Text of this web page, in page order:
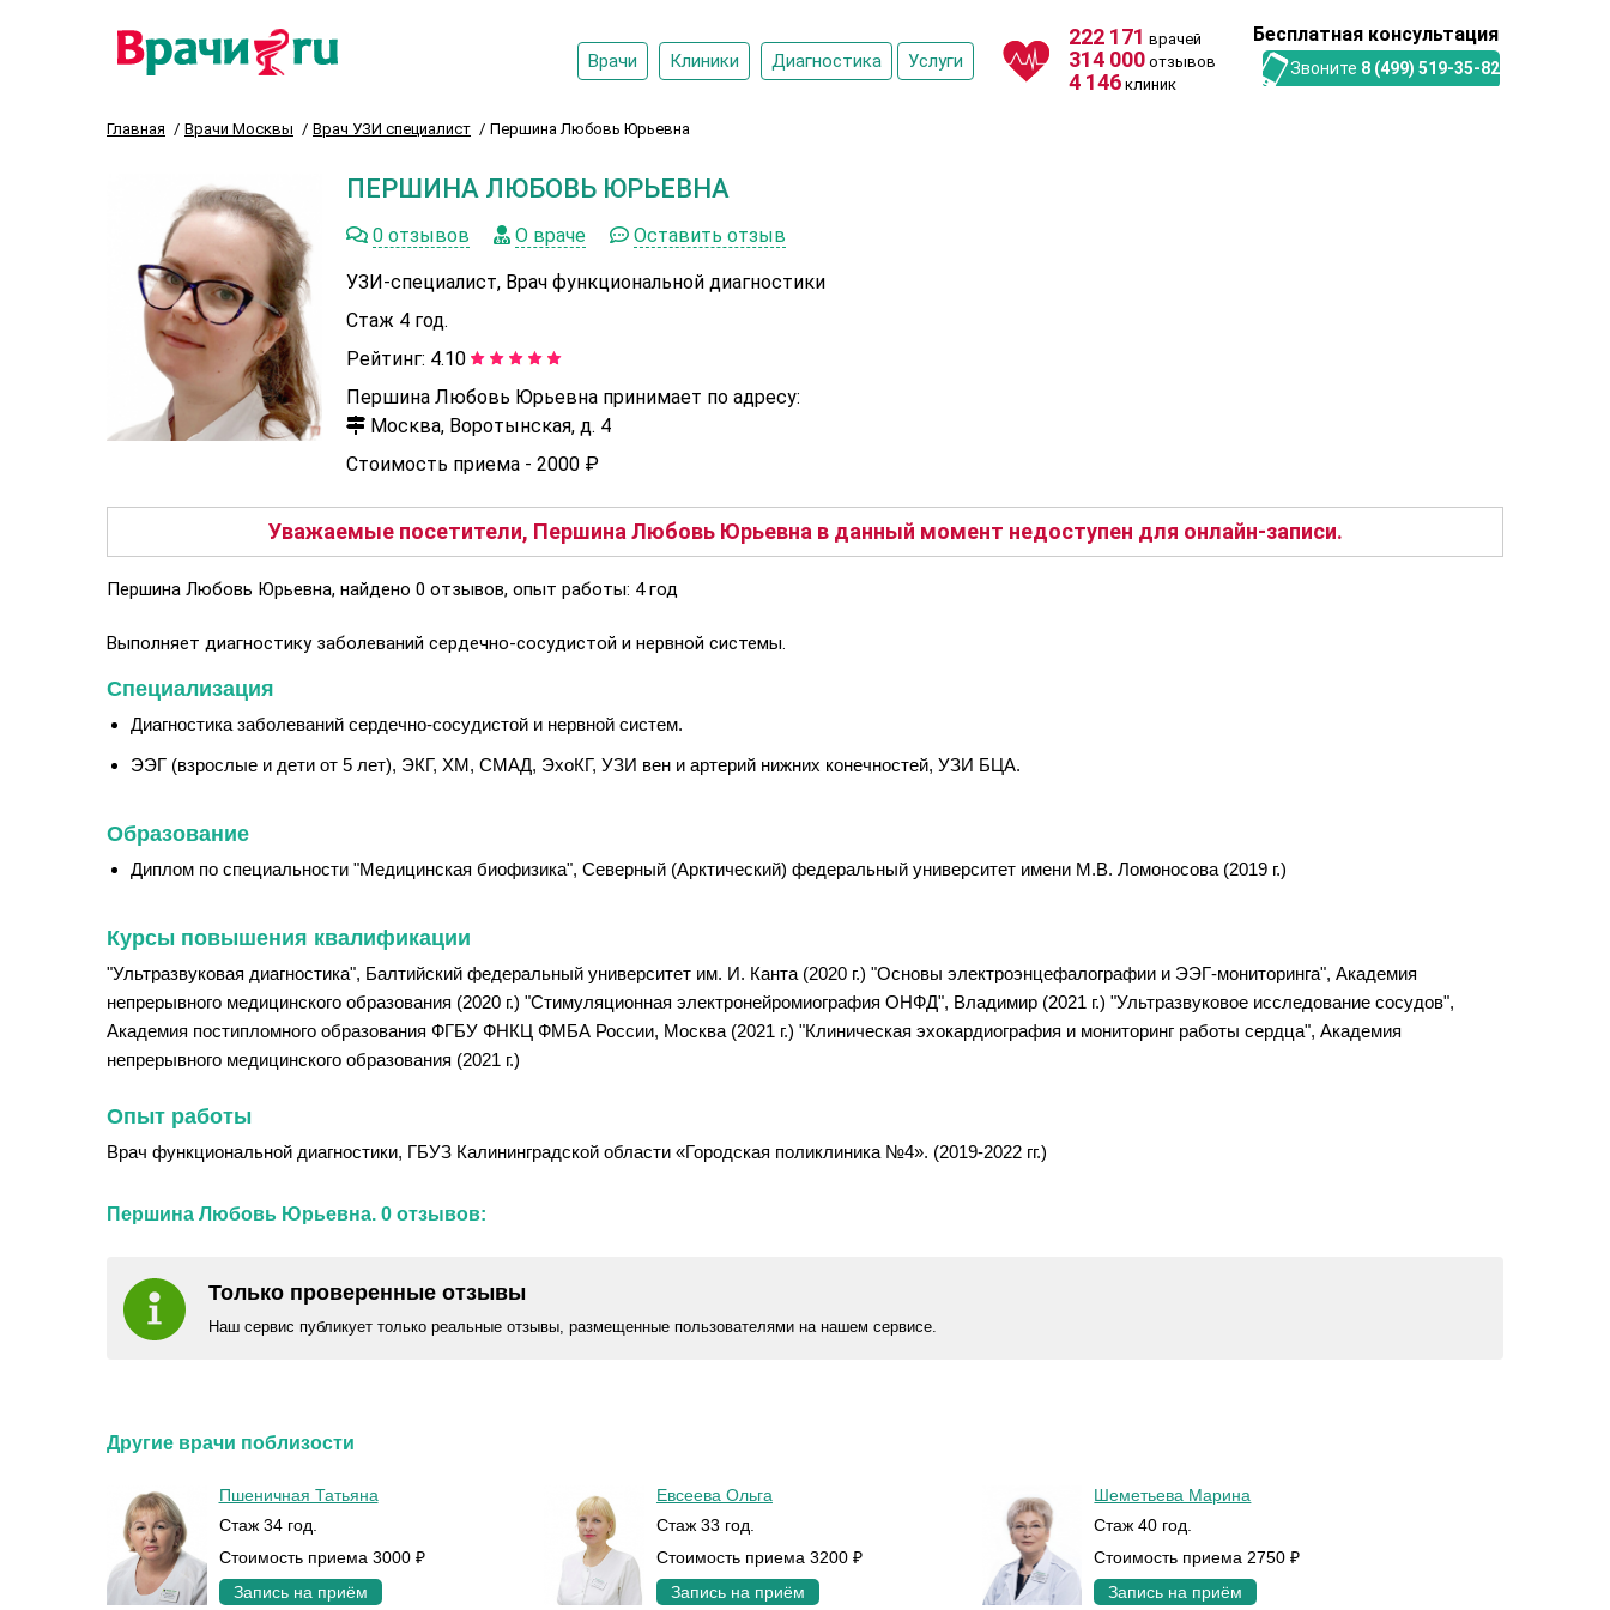
Врачи Клиники Диагностика Услуги
222 171 врачей
314 000 отзывов
4 146 клиник
Бесплатная консультация
Звоните 8 (499) 519-35-82
Главная Врачи Москвы Врач УЗИ специалист Першина Любовь Юрьевна
ПЕРШИНА ЛЮБОВЬ ЮРЬЕВНА
0 отзывов О враче Оставить отзыв
УЗИ-специалист, Врач функциональной диагностики
Стаж 4 год.
Рейтинг: 4.10
Першина Любовь Юрьевна принимает по адресу:
Москва, Воротынская, д. 4
Стоимость приема - 2000 ₽
Уважаемые посетители, Першина Любовь Юрьевна в данный момент недоступен для онлайн-записи.
Першина Любовь Юрьевна, найдено 0 отзывов, опыт работы: 4 год
Выполняет диагностику заболеваний сердечно-сосудистой и нервной системы.
Специализация
Диагностика заболеваний сердечно-сосудистой и нервной систем.
ЭЭГ (взрослые и дети от 5 лет), ЭКГ, ХМ, СМАД, ЭхоКГ, УЗИ вен и артерий нижних конечностей, УЗИ БЦА.
Образование
Диплом по специальности "Медицинская биофизика", Северный (Арктический) федеральный университет имени М.В. Ломоносова (2019 г.)
Курсы повышения квалификации
"Ультразвуковая диагностика", Балтийский федеральный университет им. И. Канта (2020 г.) "Основы электроэнцефалографии и ЭЭГ-мониторинга", Академия
непрерывного медицинского образования (2020 г.) "Стимуляционная электронейромиография ОНФД", Владимир (2021 г.) "Ультразвуковое исследование сосудов",
Академия постипломного образования ФГБУ ФНКЦ ФМБА России, Москва (2021 г.) "Клиническая эхокардиография и мониторинг работы сердца", Академия
непрерывного медицинского образования (2021 г.)
Опыт работы
Врач функциональной диагностики, ГБУЗ Калининградской области «Городская поликлиника №4». (2019-2022 гг.)
Першина Любовь Юрьевна. 0 отзывов:
Только проверенные отзывы
Наш сервис публикует только реальные отзывы, размещенные пользователями на нашем сервисе.
Другие врачи поблизости
Пшеничная Татьяна
Стаж 34 год.
Стоимость приема 3000 ₽
Запись на приём
Евсеева Ольга
Стаж 33 год.
Стоимость приема 3200 ₽
Запись на приём
Шеметьева Марина
Стаж 40 год.
Стоимость приема 2750 ₽
Запись на приём